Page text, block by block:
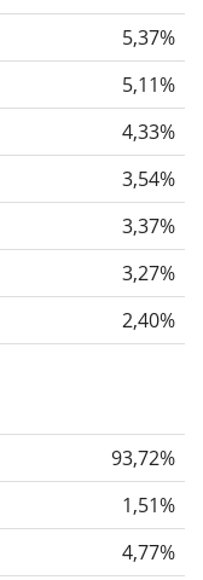
5,37%
5,11%
4,33%
3,54%
3,37%
3,27%
2,40%
93,72%
1,51%
4,77%